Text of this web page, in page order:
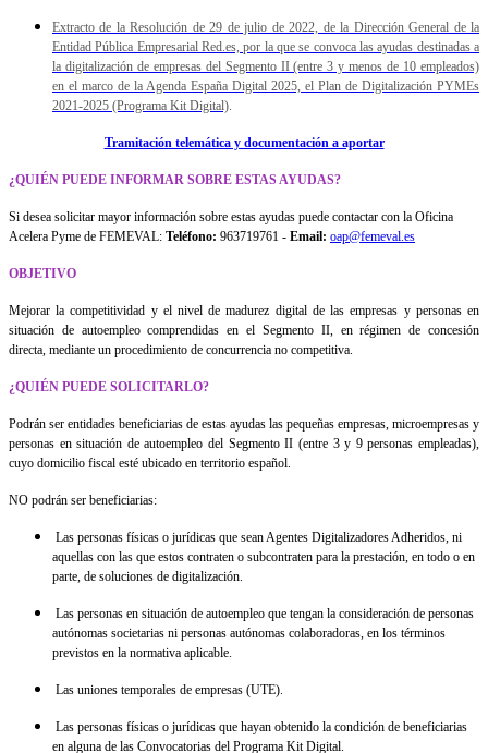
Extracto de la Resolución de 29 de julio de 2022, de la Dirección General de la
Entidad Pública Empresarial Red.es, por la que se convoca las ayudas destinadas a
la digitalización de empresas del Segmento II (entre 3 y menos de 10 empleados)
en el marco de la Agenda España Digital 2025, el Plan de Digitalización PYMEs
2021-2025 (Programa Kit Digital).
Tramitación telemática y documentación a aportar
¿QUIÉN PUEDE INFORMAR SOBRE ESTAS AYUDAS?
Si desea solicitar mayor información sobre estas ayudas puede contactar con la Oficina
Acelera Pyme de FEMEVAL: Teléfono: 963719761 - Email: oap@femeval.es
OBJETIVO
Mejorar la competitividad y el nivel de madurez digital de las empresas y personas en
situación de autoempleo comprendidas en el Segmento II, en régimen de concesión
directa, mediante un procedimiento de concurrencia no competitiva.
¿QUIÉN PUEDE SOLICITARLO?
Podrán ser entidades beneficiarias de estas ayudas las pequeñas empresas, microempresas y
personas en situación de autoempleo del Segmento II (entre 3 y 9 personas empleadas),
cuyo domicilio fiscal esté ubicado en territorio español.
NO podrán ser beneficiarias:
Las personas físicas o jurídicas que sean Agentes Digitalizadores Adheridos, ni
aquellas con las que estos contraten o subcontraten para la prestación, en todo o en
parte, de soluciones de digitalización.
Las personas en situación de autoempleo que tengan la consideración de personas
autónomas societarias ni personas autónomas colaboradoras, en los términos
previstos en la normativa aplicable.
Las uniones temporales de empresas (UTE).
Las personas físicas o jurídicas que hayan obtenido la condición de beneficiarias
en alguna de las Convocatorias del Programa Kit Digital.